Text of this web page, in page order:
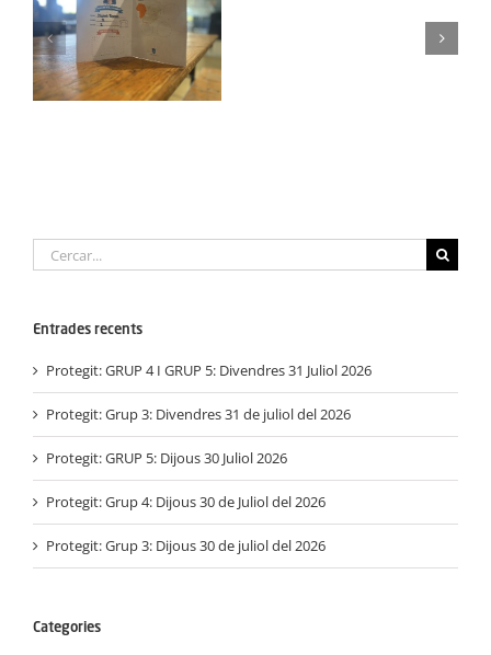
Protegit: Grup Agost:
Dimarts 2 de
Cerca
…
Entrades recents
Protegit: GRUP 4 I GRUP 5: Divendres 31 Juliol 2026
Protegit: Grup 3: Divendres 31 de juliol del 2026
Protegit: GRUP 5: Dijous 30 Juliol 2026
Protegit: Grup 4: Dijous 30 de Juliol del 2026
Protegit: Grup 3: Dijous 30 de juliol del 2026
Categories